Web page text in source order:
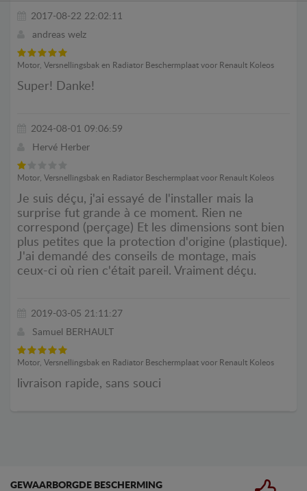
2017-08-22 22:02:11
andreas welz
Motor, Versnellingsbak en Radiator Beschermplaat voor Renault Koleos
Super! Danke!
2024-08-01 09:06:59
Hervé Herber
Motor, Versnellingsbak en Radiator Beschermplaat voor Renault Koleos
Je suis déçu, j'ai essayé de l'installer mais la
surprise fut grande à ce moment. Rien ne
correspond (perçage) Et les dimensions sont bien
plus petites que la protection d'origine (plastique).
J'ai demandé des conseils de montage, mais
ceux-ci où rien c'était pareil. Vraiment déçu.
2019-03-05 21:11:27
Samuel BERHAULT
Motor, Versnellingsbak en Radiator Beschermplaat voor Renault Koleos
livraison rapide, sans souci
GEWAARBORGDE BESCHERMING